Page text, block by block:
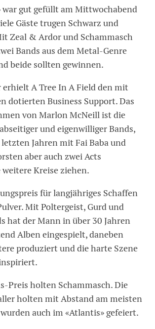
war gut gefüllt am Mittwochabend
Gäste trugen Schwarz und
Zeal & Ardor und Schammasch
Bands aus dem Metal-Genre
beide sollten gewinnen.
erhielt A Tree In A Field den mit
dotierten Business Support. Das
von Marlon McNeill ist die
und eigenwilliger Bands,
Jahren mit Fai Baba und
aber auch zwei Acts
Kreise ziehen.
für langjähriges Schaffen
Mit Poltergeist, Gurd und
hat der Mann in über 30 Jahren
Alben eingespielt, daneben
produziert und die harte Szene
Preis holten Schammasch. Die
holten mit Abstand am meisten
auch im «Atlantis» gefeiert.